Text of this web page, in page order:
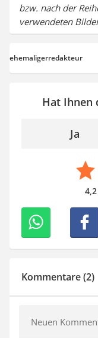
bzw. nach der
verwendeten
ehemaligerredakteur
Hat Ihnen
Ja
Kommentare (2)
Neuen